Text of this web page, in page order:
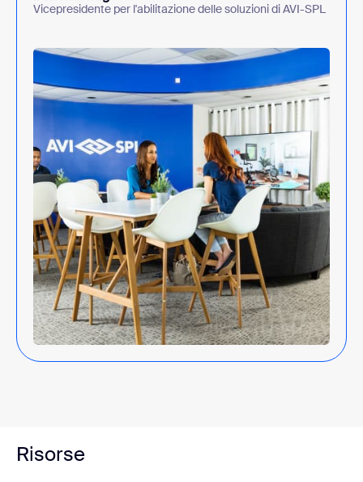
Vicepresidente per l'abilitazione delle soluzioni di AVI-SPL
Risorse